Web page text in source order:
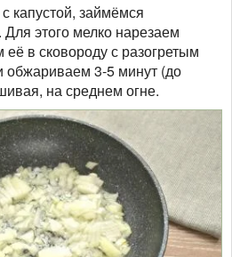
капустой, займёмся
этого мелко нарезаем
в сковороду с разогретым
обжариваем 3-5 минут (до
на среднем огне.